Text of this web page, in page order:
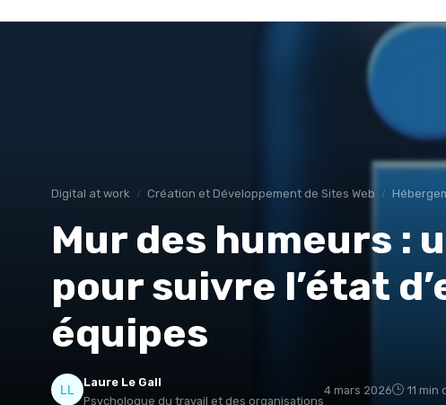
Digital at work Création et Développement de Sites Web
Mur des humeurs :
pour suivre l’état
équipes
Laure Le Gall
Psychologue du travail et des organisations
4 mars 2026 11 min